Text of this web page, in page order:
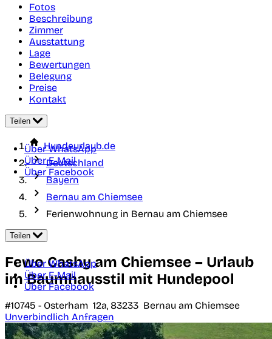
Fotos
Beschreibung
Zimmer
Ausstattung
Lage
Bewertungen
Belegung
Preise
Kontakt
Teilen
Über WhatsApp
Über E-Mail
Über Facebook
Hundeurlaub.de
Deutschland
Bayern
Bernau am Chiemsee
Ferienwohnung in Bernau am Chiemsee
Teilen
Über WhatsApp
Über E-Mail
Über Facebook
Fewo Cashy am Chiemsee – Urlaub
im Baumhausstil mit Hundepool
#10745 - Osterham 12a, 83233 Bernau am Chiemsee
Unverbindlich Anfragen